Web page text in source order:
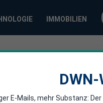
IMMOBILIEN
E-Mails, mehr Substanz: Der